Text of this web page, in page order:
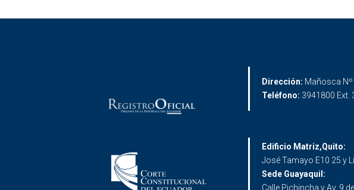
Dirección: Mañosca Nº
Teléfono: 3941800 Ext.
Edificio Matriz,Quito:
José Tamayo E10 25 y
Sede Guayaquil:
Calle Pichincha y Av. 9